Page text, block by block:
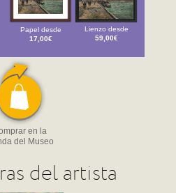
Papel desde
17,00€
Lienzo desde
59,00€
en la
del Museo
del artista